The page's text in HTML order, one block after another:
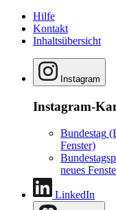
Hilfe
Kontakt
Inhaltsübersicht
Instagram
Instagram-
Bundestag
Fenster)
neues
LinkedIn